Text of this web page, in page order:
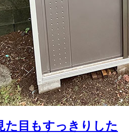
た目もすっきりした